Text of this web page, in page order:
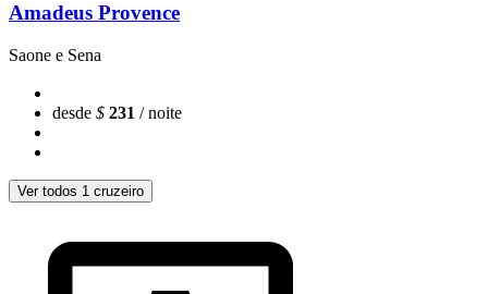
Amadeus Provence
Saone e Sena
desde $ 231 / noite
Ver todos 1 cruzeiro